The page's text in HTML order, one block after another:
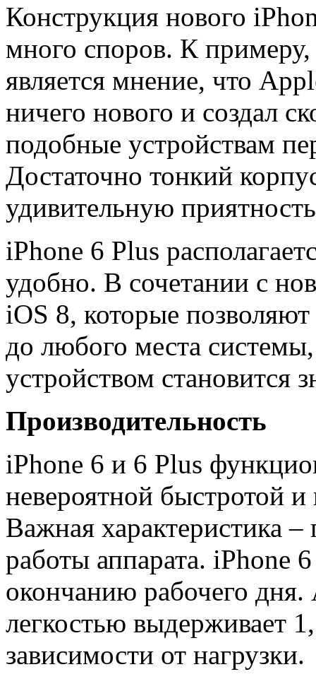
Конструкция нового
много споров. К
является мнение, что
ничего нового и создал
подобные устройствам
Достаточно тонкий
удивительную
iPhone 6 Plus
удобно. В сочетании с
iOS 8, которые позволяют
до любого места
устройством становится
Производительность
iPhone 6 и 6 Plus
невероятной быстротой
Важная характеристика
работы аппарата. iPhone
окончанию рабочего
легкостью выдерживает
зависимости от нагрузки.